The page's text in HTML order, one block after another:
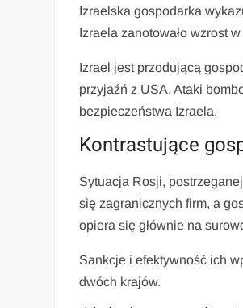
Izraelska gospodarka
Izraela zanotowało wzrost
Izrael jest przodującą
przyjaźń z USA. Ataki
bezpieczeństwa Izraela.
Kontrastujące
Sytuacja Rosji,
się zagranicznych firm, a
opiera się głównie na
Sankcje i efektywność ich
dwóch krajów.